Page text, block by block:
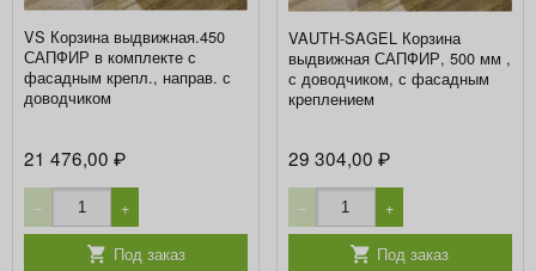
VS Корзина выдвижная.450
САПФИР в комплекте с
фасадным крепл., направ. с
доводчиком
21 476,00₽
− +
Под заказ
VAUTH-SAGEL Корзина
выдвижная САПФИР, 500 мм ,
с доводчиком, с фасадным
креплением
29 304,00 ₽
− +
Под заказ